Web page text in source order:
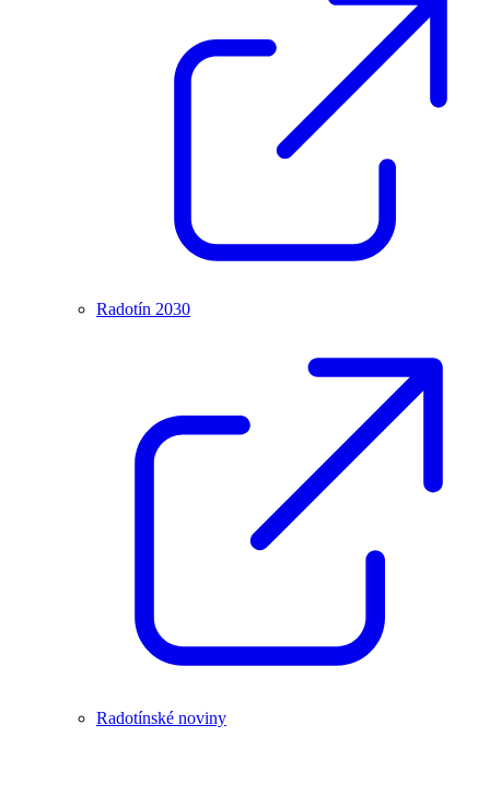
Radotín 2030
Radotínské noviny